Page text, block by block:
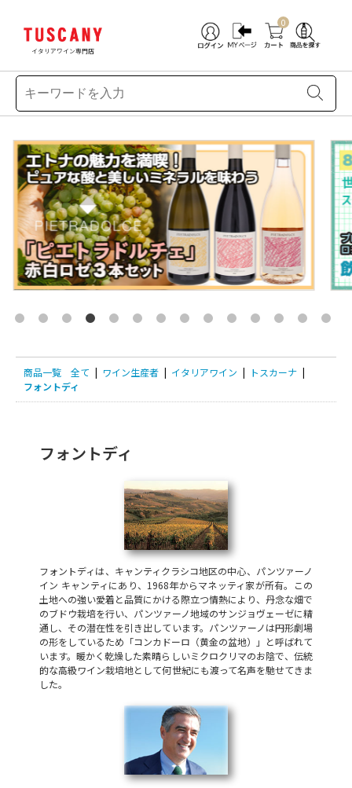
イタリアワイン専門店
0
商品一覧 全て | ワイン生産者 | イタリアワイン | トスカーナ |
フォントディ
フォントディ
フォントディは、キャンティクラシコ地区の中心、パンツァーノ
イン キャンティにあり、1968年からマネッティ家が所有。この
土地への強い愛着と品質にかける際立つ情熱により、丹念な畑で
のブドウ栽培を行い、パンツァーノ地域のサンジョヴェーゼに精
通し、その潜在性を引き出しています。パンツァーノは円形劇場
の形をしているため「コンカドーロ（黄金の盆地）」と呼ばれて
います。暖かく乾燥した素晴らしいミクロクリマのお陰で、伝統
的な高級ワイン栽培地として何世紀にも渡って名声を馳せてきま
した。